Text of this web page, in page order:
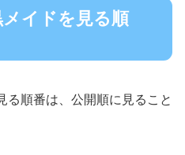
イドを見る順
る順番は、公開順に見ること